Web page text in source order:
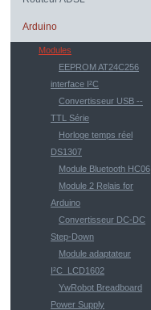
Arduino
Modules
EEPROM AT24C256
interface I²C
Convertisseur USB --
TTL Série
Horloge temps réel
DS1307
Module Bluetooth HC06
Module 2 Relais for
Arduino
Convertisseur DC-DC
Step-Down
Module adaptateur
I²C_LCD1602
YwRobot Breadboard
Power Supply